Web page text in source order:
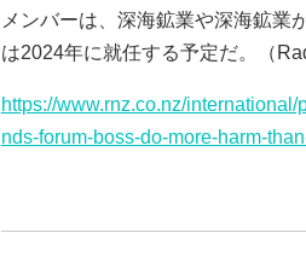
メンバーは、深海鉱業や深海鉱業
は2024年に就任する予定だ。（
https://www.rnz.co.nz/
nds-forum-boss-do-more-harm-